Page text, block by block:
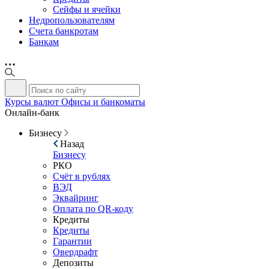
Сейфы и ячейки
Недропользователям
Счета банкротам
Банкам
Курсы валют Офисы и банкоматы
Онлайн-банк
Бизнесу
Назад
Бизнесу
РКО
Счёт в рублях
ВЭД
Эквайринг
Оплата по QR-коду
Кредиты
Кредиты
Гарантии
Овердрафт
Депозиты